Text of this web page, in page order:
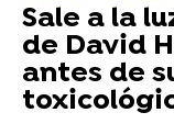
Sale a la
de David
antes de